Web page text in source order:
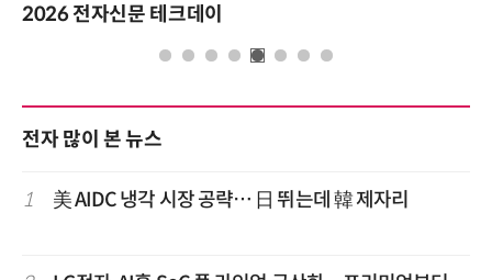
2026 전자신문 테크데이
전자 많이 본 뉴스
1 美 AIDC 냉각 시장 공략… 日 뛰는데 韓 제자리